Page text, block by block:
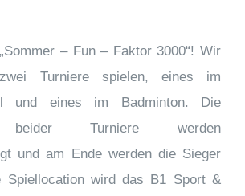
– Fun – Faktor 3000“! Wir
Turniere spielen, eines im
und eines im Badminton. Die
beider Turniere werden
und am Ende werden die Sieger
Spiellocation wird das B1 Sport &